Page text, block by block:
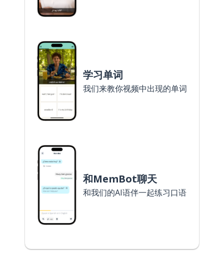
学习单词
我们来教你视频中出现的单词
和MemBot聊天
和我们的AI语伴一起练习口语